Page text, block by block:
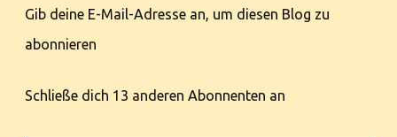
Gib deine E-Mail-Adresse an, um diesen Blog zu
abonnieren
Schließe dich 13 anderen Abonnenten an